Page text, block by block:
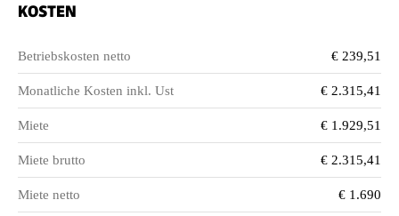
KOSTEN
Betriebskosten netto € 239,51
Monatliche Kosten inkl. Ust € 2.315,41
Miete € 1.929,51
Miete brutto € 2.315,41
Miete netto € 1.690